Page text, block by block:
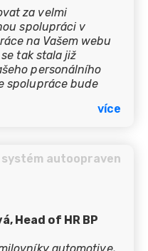
za velmi
spolupráci v
na Vašem webu
tak stala již
personálního
spolupráce bude
více
systém autoopraven
Head of HR BP